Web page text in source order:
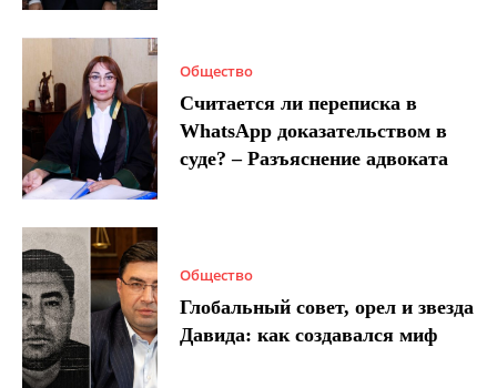
Общество
Считается ли переписка в
WhatsApp доказательством в
суде? – Разъяснение адвоката
Общество
Глобальный совет, орел и звезда
Давида: как создавался миф